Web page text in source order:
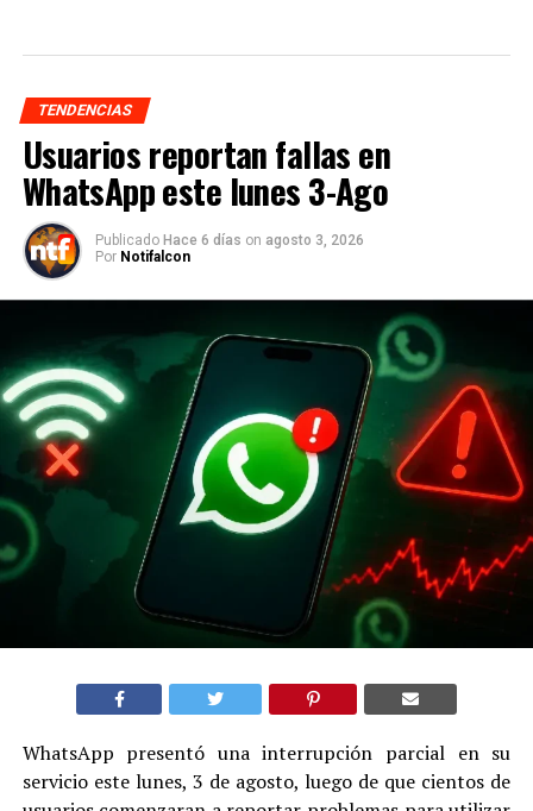
TENDENCIAS
Usuarios reportan fallas en
WhatsApp este lunes 3-Ago
Publicado Hace 6 días on agosto 3, 2026
Por Notifalcon
WhatsApp presentó una interrupción parcial en su
servicio este lunes, 3 de agosto, luego de que cientos de